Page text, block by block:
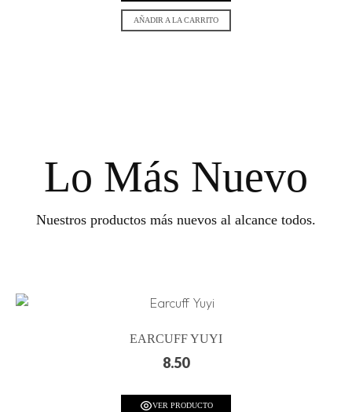
AÑADIR A LA CARRITO
Lo Más Nuevo
Nuestros productos más nuevos al alcance todos.
EARCUFF YUYI
8.50
VER PRODUCTO